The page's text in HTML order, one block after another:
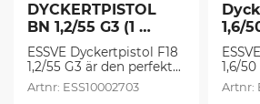
DYCKERTPISTOL
BN 1,2/55 G3 (1
st/frp)
ESSVE Dyckertpistol F18
1,2/55 G3 är den perfekta
lösningen för spikning
av listverk, dörr- och
ESS10002703
1,6/
1,6/